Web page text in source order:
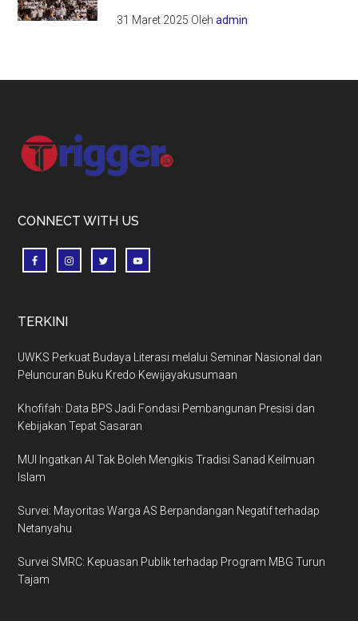
31 Maret 2025 Olehadmin
Footer
CONNECT WITH US
TERKINI
UWKS Perkuat Budaya Literasi melalui Seminar Nasional dan
Peluncuran Buku Kredo Kewijayakusumaan
Khofifah: Data BPS Jadi Fondasi Pembangunan Presisi dan
Kebijakan Tepat Sasaran
MUI Ingatkan AI Tak Boleh Mengikis Tradisi Sanad Keilmuan
Islam
Survei: Mayoritas Warga AS Berpandangan Negatif terhadap
Netanyahu
Survei SMRC: Kepuasan Publik terhadap Program MBG Turun
Tajam